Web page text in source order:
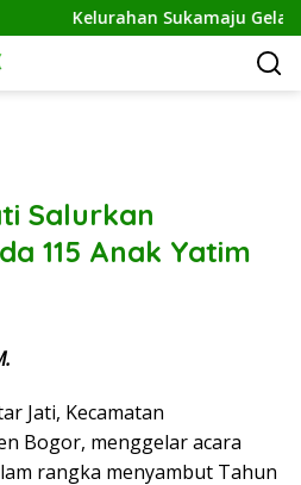
Kelurahan Sukamaju Gelar Jumat
Salurkan
115 Anak Yatim
Jati, Kecamatan
Bogor, menggelar acara
rangka menyambut Tahun